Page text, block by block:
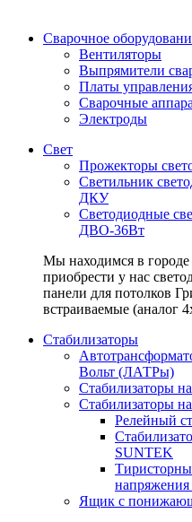
Сварочное
Вентиляторы
Выпрямители
Платы
Сварочные
Электроды
Свет
Прожекторы
Светильник
ДКУ
Светодиодные
ДВО-36Вт
Мы находимся в городе
приобрести у нас
панели для потолков
встраиваемые (аналог
Стабилизаторы
Вольт (ЛАТРы)
Стабилизаторы
Стабилизаторы
Релейный
SUNTEK
Ящик с